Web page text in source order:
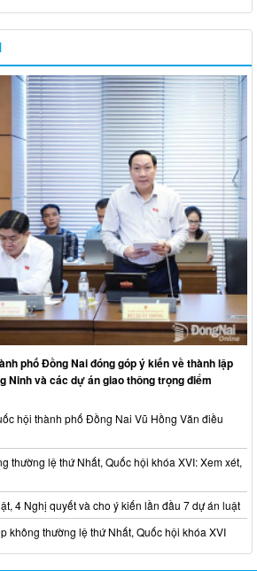
phố Đồng Nai đóng góp ý kiến về thành lập
Ninh và các dự án giao thông trọng điểm
hội thành phố Đồng Nai Vũ Hồng Văn điều
thường lệ thứ Nhất, Quốc hội khóa XVI: Xem xét,
4 Nghị quyết và cho ý kiến lần đầu 7 dự án luật
không thường lệ thứ Nhất, Quốc hội khóa XVI